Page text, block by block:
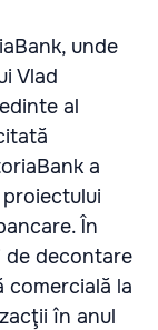
unde
Vlad
al
a
În
de decontare
comercială la
în anul